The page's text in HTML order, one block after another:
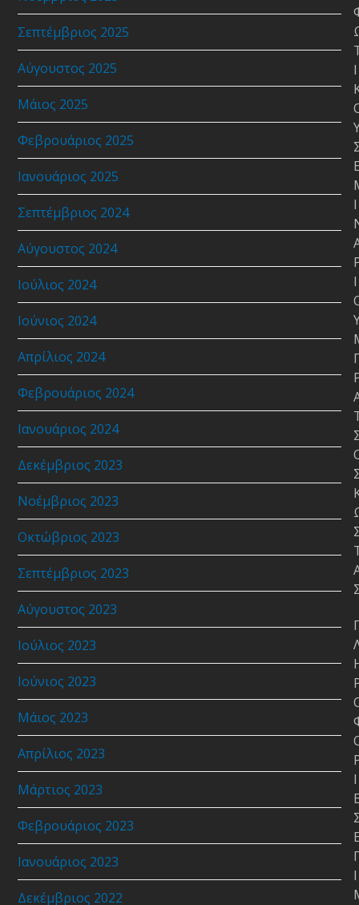
Σεπτέμβριος 2025
Αύγουστος 2025
Μάιος 2025
Φεβρουάριος 2025
Ιανουάριος 2025
Σεπτέμβριος 2024
Αύγουστος 2024
Ιούλιος 2024
Ιούνιος 2024
Απρίλιος 2024
Φεβρουάριος 2024
Ιανουάριος 2024
Δεκέμβριος 2023
Νοέμβριος 2023
Οκτώβριος 2023
Σεπτέμβριος 2023
Αύγουστος 2023
Ιούλιος 2023
Ιούνιος 2023
Μάιος 2023
Απρίλιος 2023
Μάρτιος 2023
Φεβρουάριος 2023
Ιανουάριος 2023
Δεκέμβριος 2022
Ι
Ι
Ι
Ι
Ι